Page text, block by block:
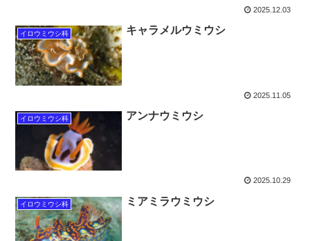
2025.12.03
イロウミウシ科 キャラメルウミウシ
2025.11.05
イロウミウシ科 アンナウミウシ
2025.10.29
イロウミウシ科 ミアミラウミウシ